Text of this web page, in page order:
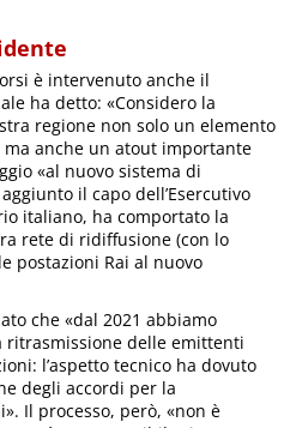
è intervenuto anche il
ha detto: «Considero la
regione non solo un elemento
anche un atout importante
«al nuovo sistema di
il capo dell’Esercutivo
italiano, ha comportato la
rete di ridiffusione (con lo
postazioni Rai al nuovo
che «dal 2021 abbiamo
ritrasmissione delle emittenti
l’aspetto tecnico ha dovuto
degli accordi per la
Il processo, però, «non è